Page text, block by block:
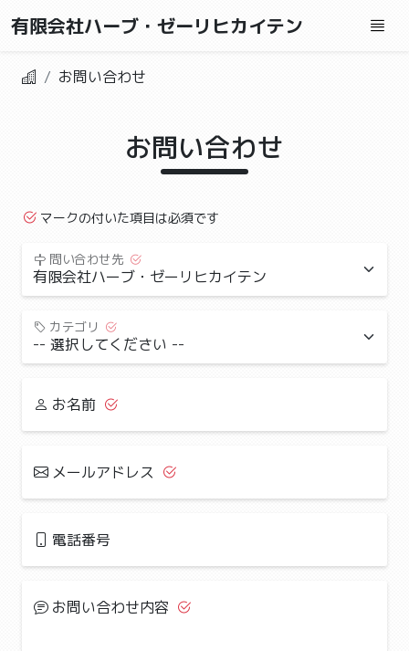
有限会社ハーブ・ゼーリヒカイテン
お問い合わせ
お問い合わせ
マークの付いた項目は必須です
問い合わせ先
カテゴリ
お名前
メールアドレス
電話番号
お問い合わせ内容